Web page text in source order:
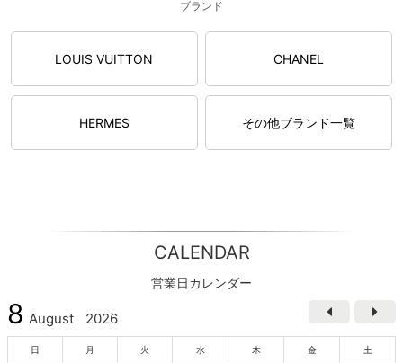
ブランド
LOUIS VUITTON CHANEL
HERMES その他ブランド一覧
CALENDAR
営業日カレンダー
8 August 2026
日 月 火 水 木 金 土